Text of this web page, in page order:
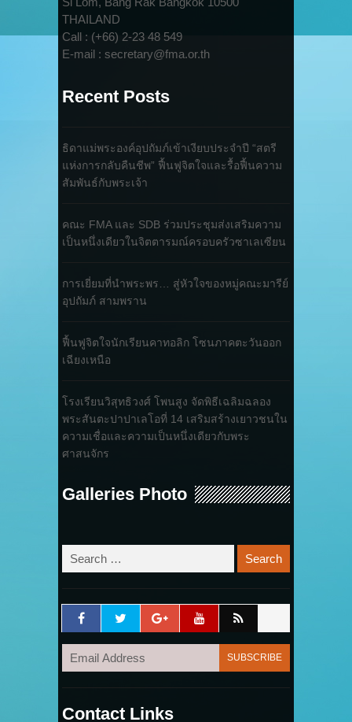
THAILAND
Call : (+66) 2-23 48 549
E-mail : secretary@fma.or.th
Recent Posts
ธิดาแม่พระองค์อุปถัมภ์เข้าเงียบประจำปี “สตรี
แห่งการกลับคืนชีพ” ฟื้นฟูจิตใจและรื้อฟื้นความ
สัมพันธ์กับพระเจ้า
คณะ FMA และ SDB ร่วมประชุมส่งเสริมความ
เป็นหนึ่งเดียวในจิตตารมณ์ครอบครัวซาเลเซียน
การเยี่ยมที่นำพระพร… สู่หัวใจของหมู่คณะมารีย์
อุปถัมภ์ สามพราน
ฟื้นฟูจิตใจนักเรียนคาทอลิก โซนภาคตะวันออก
เฉียงเหนือ
โรงเรียนวิสุทธิวงศ์ โพนสูง จัดพิธีเฉลิมฉลอง
พระสันตะปาปาเลโอที่ 14 เสริมสร้างเยาวชนใน
ความเชื่อและความเป็นหนึ่งเดียวกับพระ
ศาสนจักร
Galleries Photo
Contact Links